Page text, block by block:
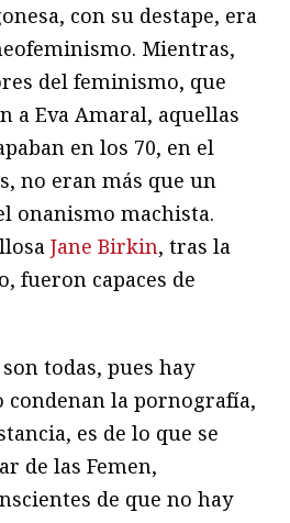
con su destape, era
Mientras,
del feminismo, que
a Eva Amaral, aquellas
en los 70, en el
no eran más que un
onanismo machista.
Jane Birkin, tras la
fueron capaces de
todas, pues hay
condenan la pornografía,
es de lo que se
de las Femen,
de que no hay